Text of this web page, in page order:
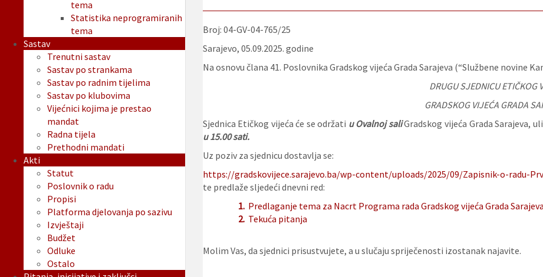
Broj: 04-GV-04-765/25
Sarajevo, 05.09.2025. godine
Na osnovu člana 41. Poslovnika Gradskog vijeća Grada Sarajeva (“Službene novine
DRUGU SJEDNICU ETIČKOG
GRADSKOG VIJEĆA GRADA
Sjednica Etičkog vijeća će se održati u Ovalnoj saliGradskog vijeća Grada Sarajeva,
u 15.00 sati.
Uz poziv za sjednicu dostavlja se:
https://gradskovijece.sarajevo.ba/wp-content/uploads/2025/09/Zapisnik-o-radu-
te predlaže sljedeći dnevni red:
1. Predlaganje tema za Nacrt Programa rada Gradskog vijeća Grada
2. Tekuća pitanja
Molim Vas, da sjednici prisustvujete, a u slučaju spriječenosti izostanak najavite.
tema
Statistika neprogramiranih
tema
Sastav
Trenutni sastav
Sastav po strankama
Sastav po radnim tijelima
Sastav po klubovima
Vijećnici kojima je prestao
mandat
Radna tijela
Prethodni mandati
Akti
Statut
Poslovnik o radu
Propisi
Platforma djelovanja po sazivu
Izvještaji
Budžet
Odluke
Ostalo